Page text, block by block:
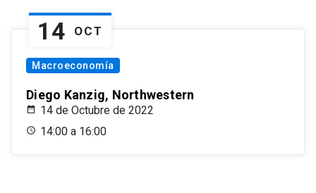
14 OCT
Macroeconomía
Diego Kanzig, Northwestern
14 de Octubre de 2022
14:00 a 16:00